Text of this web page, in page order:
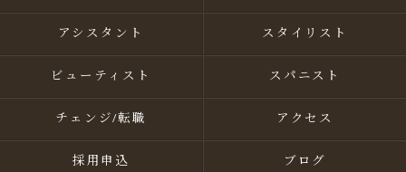
アシスタント スタイリスト
ビューティスト スパニスト
チェンジ/転職 アクセス
採用申込 ブログ